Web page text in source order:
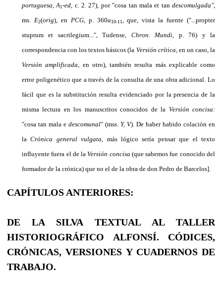
portuguesa, A1-ed, c. 2. 27), por "cosa tan mala et tandescomulgada",
ms. E2(orig), en PCG, p. 360a10-11
, que, vista la fuente ("...propter
stuprum et sacrilegium...", Tudense, Chron. Mundi, p. 76) y la
correspondencia con los textos básicos (la Versión crítica, en un caso, la
Versión amplificada, en otro), también resulta más explicable como
error poligenético que a través de la consulta de una obra adicional. Lo
fácil que es la substitución resulta evi­denciado por la presencia de la
misma lectura en los manuscritos conocidos de la Versión concisa:
"cosa tan mala e descomunal" (mss. Y, V). De haber habido colación en
laCrónica general vulgata, más lógico sería pensar que el texto
influyente fuera el de laVersión concisa (que sabemos fue conocido del
forma­dor de la crónica) que no el de la obra de don Pedro de Barcelos].
CAPÍTULOS ANTERIORES:
DE LA SILVA TEXTUAL AL TALLER
HISTORIOGRÁFICO ALFONSÍ. CÓDICES,
CRÓNICAS, VERSIONES Y CUADERNOS DE
TRABAJO.